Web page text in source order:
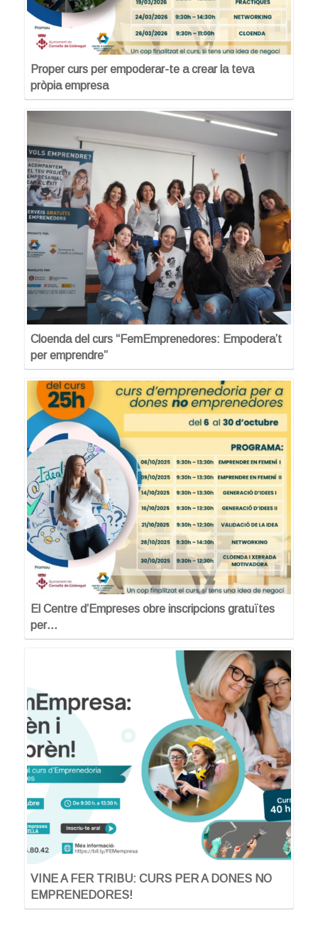
Proper curs per empoderar-te a crear la teva
pròpia empresa
Cloenda del curs “FemEmprenedores: Empodera’t
per emprendre”
El Centre d’Empreses obre inscripcions gratuïtes
per…
VINE A FER TRIBU: CURS PER A DONES NO
EMPRENEDORES!